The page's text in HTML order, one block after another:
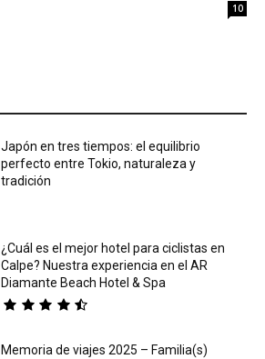
10
Japón en tres tiempos: el equilibrio
perfecto entre Tokio, naturaleza y
tradición
¿Cuál es el mejor hotel para ciclistas en
Calpe? Nuestra experiencia en el AR
Diamante Beach Hotel & Spa
Memoria de viajes 2025 – Familia(s)